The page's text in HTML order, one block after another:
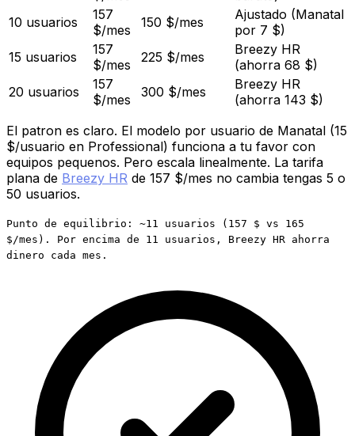
10 usuarios
157
$/mes
150 $/mes
Ajustado (Manatal
por 7 $)
15 usuarios
157
$/mes
225 $/mes
Breezy HR
(ahorra 68 $)
20 usuarios
157
$/mes
300 $/mes
Breezy HR
(ahorra 143 $)
El patron es claro. El modelo por usuario de Manatal (15
$/usuario en Professional) funciona a tu favor con
equipos pequenos. Pero escala linealmente. La tarifa
plana de Breezy HR de 157 $/mes no cambia tengas 5 o
50 usuarios.
Punto de equilibrio: ~11 usuarios (157 $ vs 165
$/mes). Por encima de 11 usuarios, Breezy HR ahorra
dinero cada mes.